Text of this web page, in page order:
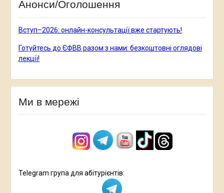
Анонси/Оголошення
Вступ–2026: онлайн-консультації вже стартують!
Готуйтесь до ЄФВВ разом з нами: безкоштовні оглядові
лекції!
Ми в мережі
Telegram група для абітурієнтів: